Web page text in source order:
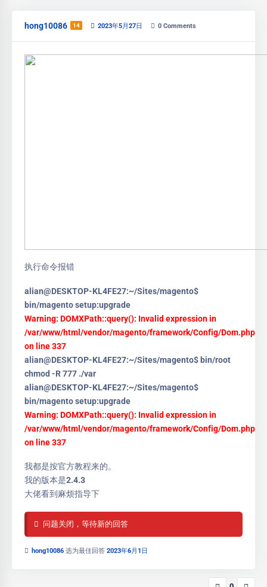
hong10086 14 2023年5月27日 0 Comments
执行命令报错
alian@DESKTOP-KL4FE27:~/Sites/magento$
bin/magento setup:upgrade
Warning: DOMXPath::query(): Invalid expression in
/var/www/html/vendor/magento/framework/Config/Dom.php
on line 337
alian@DESKTOP-KL4FE27:~/Sites/magento$ bin/root
chmod -R 777 ./var
alian@DESKTOP-KL4FE27:~/Sites/magento$
bin/magento setup:upgrade
Warning: DOMXPath::query(): Invalid expression in
/var/www/html/vendor/magento/framework/Config/Dom.php
on line 337
我都是按官方教程来的。
我的版本是2.4.3
大佬看到麻烦指导下
问题关闭，等待新的回答
hong10086 选为最佳回答 2023年6月1日